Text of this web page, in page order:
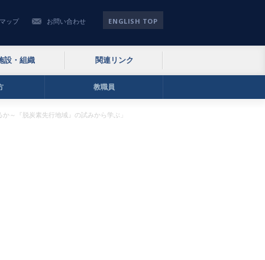
ップ お問い合わせ ENGLISH TOP
設・組織 関連リンク
教職員
～『脱炭素先行地域』の試みから学ぶ」